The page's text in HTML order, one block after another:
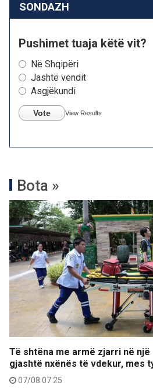
SONDAZH
Pushimet tuaja këtë vit?
Në Shqipëri
Jashtë vendit
Asgjëkundi
Vote View Results
Bota »
Të shtëna me armë zjarri në një
gjashtë nxënës të vdekur, mes
07/08 07:25